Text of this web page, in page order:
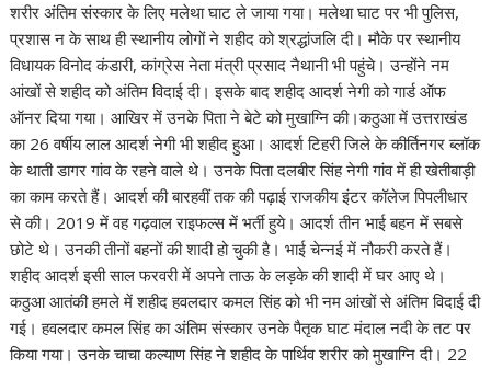
शरीर अंतिम संस्कार के लिए मलेथा घाट ले जाया गया। मलेथा घाट पर भी पुलिस,
प्रशास न के साथ ही स्थानीय लोगों ने शहीद को श्रद्धांजलि दी। मौके पर स्थानीय
विधायक विनोद कंडारी, कांग्रेस नेता मंत्री प्रसाद नैथानी भी पहुंचे। उन्होंने नम
आंखों से शहीद को अंतिम विदाई दी। इसके बाद शहीद आदर्श नेगी को गार्ड ऑफ
ऑनर दिया गया। आखिर में उनके पिता ने बेटे को मुखाग्नि की।कठुआ में उत्तराखंड
का 26 वर्षीय लाल आदर्श नेगी भी शहीद हुआ। आदर्श टिहरी जिले के कीर्तिनगर ब्लॉक
के थाती डागर गांव के रहने वाले थे। उनके पिता दलबीर सिंह नेगी गांव में ही खेतीबाड़ी
का काम करते हैं। आदर्श की बारहवीं तक की पढ़ाई राजकीय इंटर कॉलेज पिपलीधार
से की। 2019 में वह गढ़वाल राइफल्स में भर्ती हुये। आदर्श तीन भाई बहन में सबसे
छोटे थे। उनकी तीनों बहनों की शादी हो चुकी है। भाई चेन्नई में नौकरी करते हैं।
शहीद आदर्श इसी साल फरवरी में अपने ताऊ के लड़के की शादी में घर आए थे।
कठुआ आतंकी हमले में शहीद हवलदार कमल सिंह को भी नम आंखों से अंतिम विदाई दी
गई। हवलदार कमल सिंह का अंतिम संस्कार उनके पैतृक घाट मंदाल नदी के तट पर
किया गया। उनके चाचा कल्याण सिंह ने शहीद के पार्थिव शरीर को मुखाग्नि दी। 22